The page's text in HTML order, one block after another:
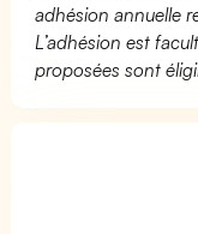
adhésion annuelle
L’adhésion est
proposées sont